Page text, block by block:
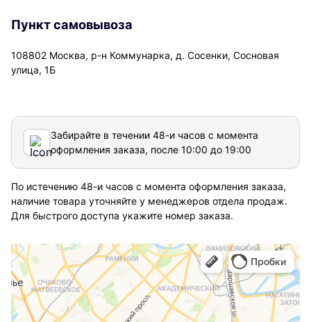
Пункт самовывоза
108802 Москва, р-н Коммунарка, д. Сосенки, Сосновая
улица, 1Б
Забирайте в течении 48-и часов с момента
оформления заказа, после 10:00 до 19:00
По истечению 48-и часов с момента оформления заказа,
наличие товара уточняйте у менеджеров отдела продаж.
Для быстрого доступа укажите номер заказа.